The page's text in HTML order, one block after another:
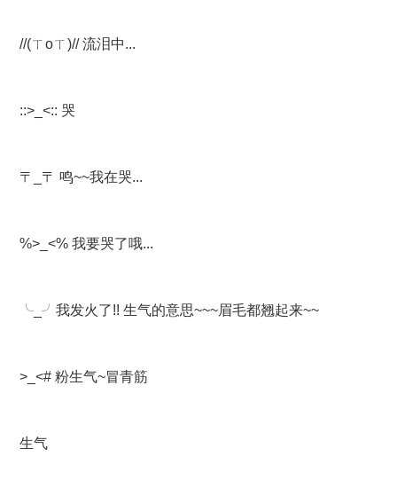
//(ㄒoㄒ)// 流泪中...
::>_<:: 哭
〒_〒 鸣~~我在哭...
%>_<% 我要哭了哦...
╰_╯我发火了!! 生气的意思~~~眉毛都翘起来~~
>_<# 粉生气~冒青筋
生气